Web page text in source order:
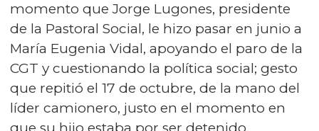
momento que Jorge Lugones, presidente
de la Pastoral Social, le hizo pasar en junio a
María Eugenia Vidal, apoyando el paro de la
CGT y cuestionando la política social; gesto
que repitió el 17 de octubre, de la mano del
líder camionero, justo en el momento en